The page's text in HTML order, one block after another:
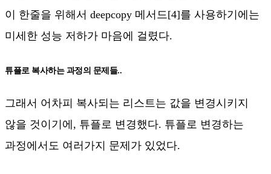
이 한줄을 위해서 deepcopy 메서드[4]를 사용하기에는
미세한 성능 저하가 마음에 걸렸다.
튜플로 복사하는 과정의 문제들..
그래서 어차피 복사되는 리스트는 값을 변경시키지
않을 것이기에, 튜플로 변경했다. 튜플로 변경하는
과정에서도 여러가지 문제가 있었다.